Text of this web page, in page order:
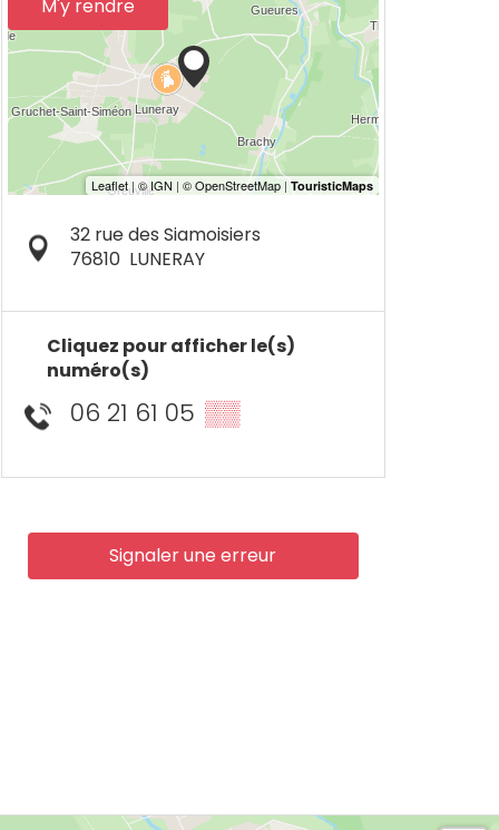
M'y rendre
32 rue des Siamoisiers
76810 LUNERAY
Cliquez pour afficher le(s)
numéro(s)
06 21 61 05 ▒▒
Signaler une erreur